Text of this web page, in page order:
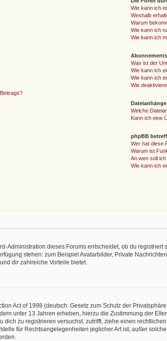
Wie kann ich
Weshalb
Warum
Wie kann ich
Wie kann ich
Was ist der
Wie kann ich
Wie kann ich
Wie
Dateianhänge
Welche
Kann ich eine
phpBB
Wer hat diese
Warum ist
An wen soll
Wie kann ich
Administration dieses Forums entscheidet, ob du
stehen: zum Beispiel Avatarbilder, Private
dir zahlreiche Vorteile bietet.
Act of 1998 (deutsch: Gesetz zum Schutz der
unter 13 Jahren erheben, hierzu die Zustimmung der
dich zu registrieren versuchst, zutrifft, ziehe einen
für Rechtsangelegenheiten jeglicher Art ist; außer